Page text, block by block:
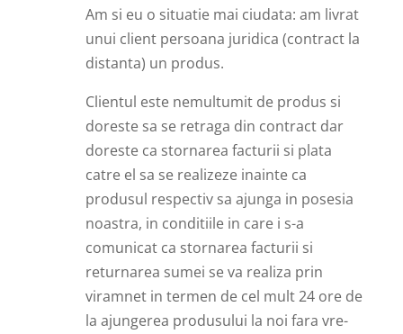
Am si eu o situatie mai ciudata: am livrat
unui client persoana juridica (contract la
distanta) un produs.
Clientul este nemultumit de produs si
doreste sa se retraga din contract dar
doreste ca stornarea facturii si plata
catre el sa se realizeze inainte ca
produsul respectiv sa ajunga in posesia
noastra, in conditiile in care i s-a
comunicat ca stornarea facturii si
returnarea sumei se va realiza prin
viramnet in termen de cel mult 24 ore de
la ajungerea produsului la noi fara vre-